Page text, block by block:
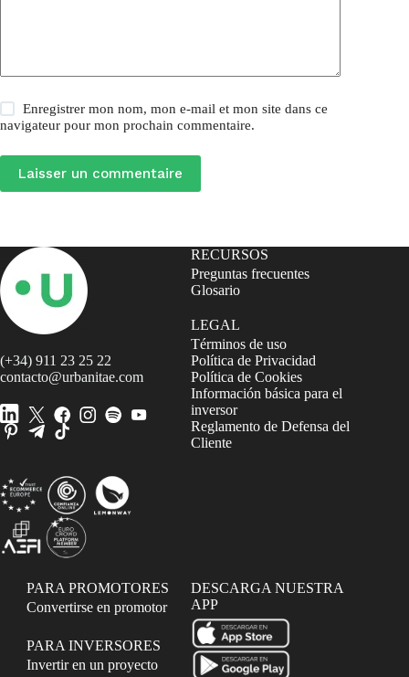
Enregistrer mon nom, mon e-mail et mon site dans ce
navigateur pour mon prochain commentaire.
Laisser un commentaire
(+34) 911 23 25 22
contacto@urbanitae.com
RECURSOS
Preguntas frecuentes
Glosario
LEGAL
Términos de uso
Política de Privacidad
Política de Cookies
Información básica para el
inversor
Reglamento de Defensa del
Cliente
PARA PROMOTORES
Convertirse en promotor
PARA INVERSORES
Invertir en un proyecto
DESCARGA NUESTRA
APP